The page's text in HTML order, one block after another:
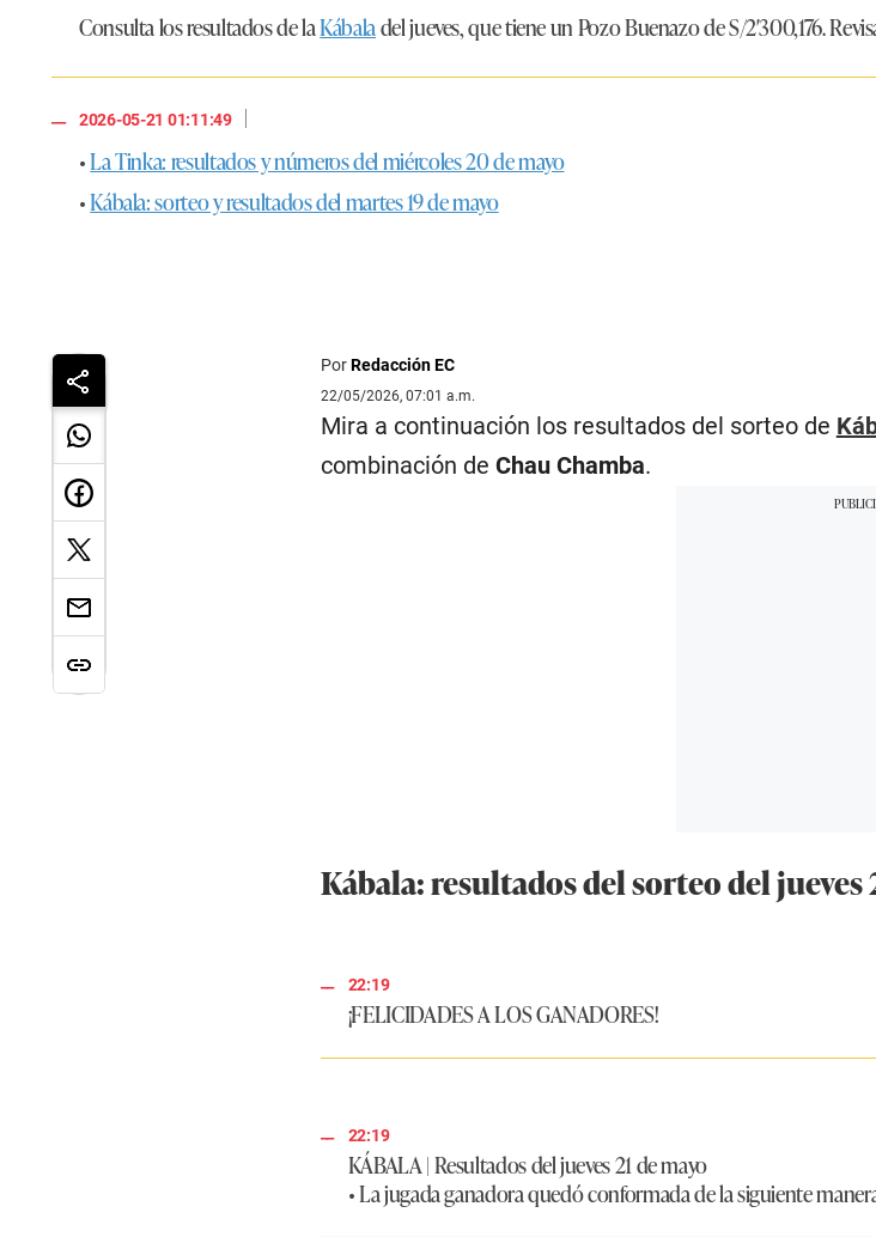
Consulta los resultados de laKábaladel jueves, que tiene un Pozo Buenazo de S/2′300,176.
2026-05-21 01:11:49
|
•La Tinka: resultados y números del miércoles 20 de mayo
•Kábala: sorteo y resultados del martes 19 de mayo
PorRedacción EC
22/05/2026, 07:01 a.m.
Mira a continuación los resultados del sorteo de
combinación de Chau Chamba.
Kábala: resultados del sorteo del jueves
22:19
¡FELICIDADES A LOS GANADORES!
22:19
KÁBALA|Resultados del jueves 21 de mayo
• La jugada ganadora quedó conformada de la siguiente